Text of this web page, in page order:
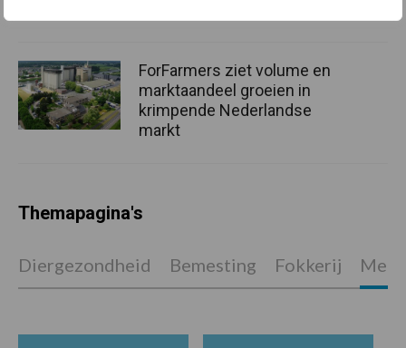
ForFarmers ziet volume en
marktaandeel groeien in
krimpende Nederlandse
markt
Themapagina's
Diergezondheid Bemesting Fokkerij